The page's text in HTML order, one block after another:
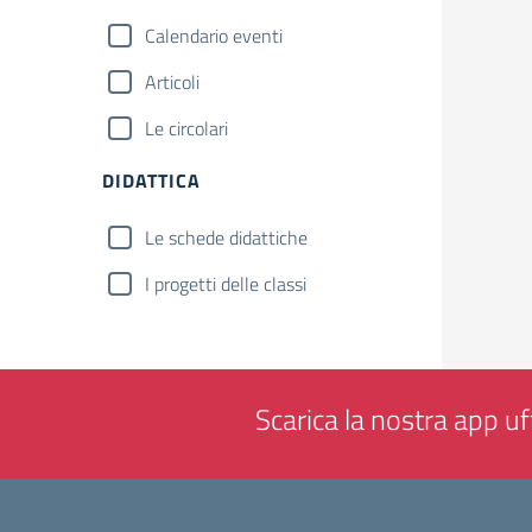
Calendario eventi
Articoli
Le circolari
DIDATTICA
Le schede didattiche
I progetti delle classi
Scarica la nostra app